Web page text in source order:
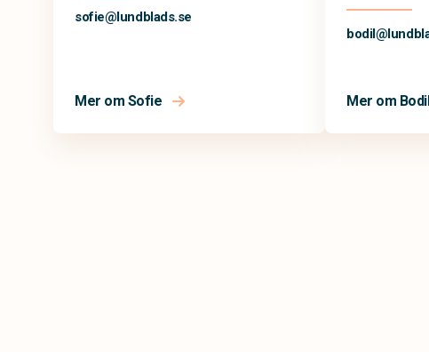
sofie@lundblads.se
Mer om Sofie
bodil@
Mer om